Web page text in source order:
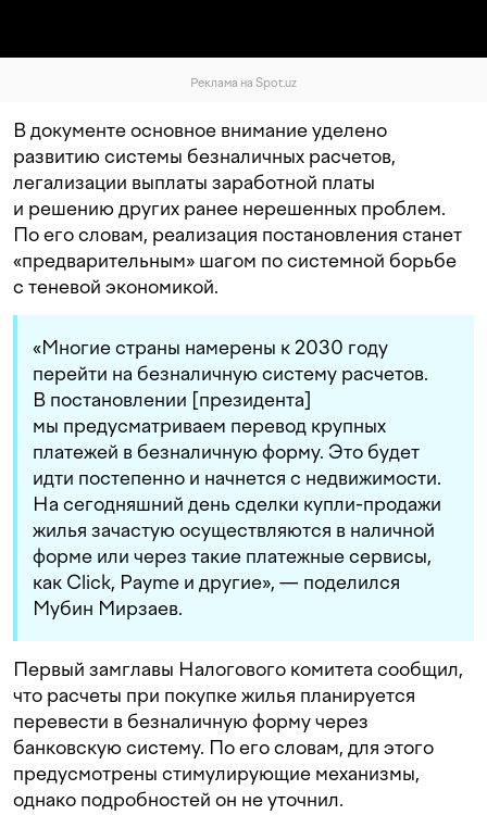
Реклама на Spot.uz
В документе основное внимание уделено
развитию системы безналичных расчетов,
легализации выплаты заработной платы
и решению других ранее нерешенных проблем.
По его словам, реализация постановления станет
«предварительным» шагом по системной борьбе
с теневой экономикой.
«Многие страны намерены к 2030 году
перейти на безналичную систему расчетов.
В постановлении [президента]
мы предусматриваем перевод крупных
платежей в безналичную форму. Это будет
идти постепенно и начнется с недвижимости.
На сегодняшний день сделки купли-продажи
жилья зачастую осуществляются в наличной
форме или через такие платежные сервисы,
как Click, Payme и другие», — поделился
Мубин Мирзаев.
Первый замглавы Налогового комитета сообщил,
что расчеты при покупке жилья планируется
перевести в безналичную форму через
банковскую систему. По его словам, для этого
предусмотрены стимулирующие механизмы,
однако подробностей он не уточнил.